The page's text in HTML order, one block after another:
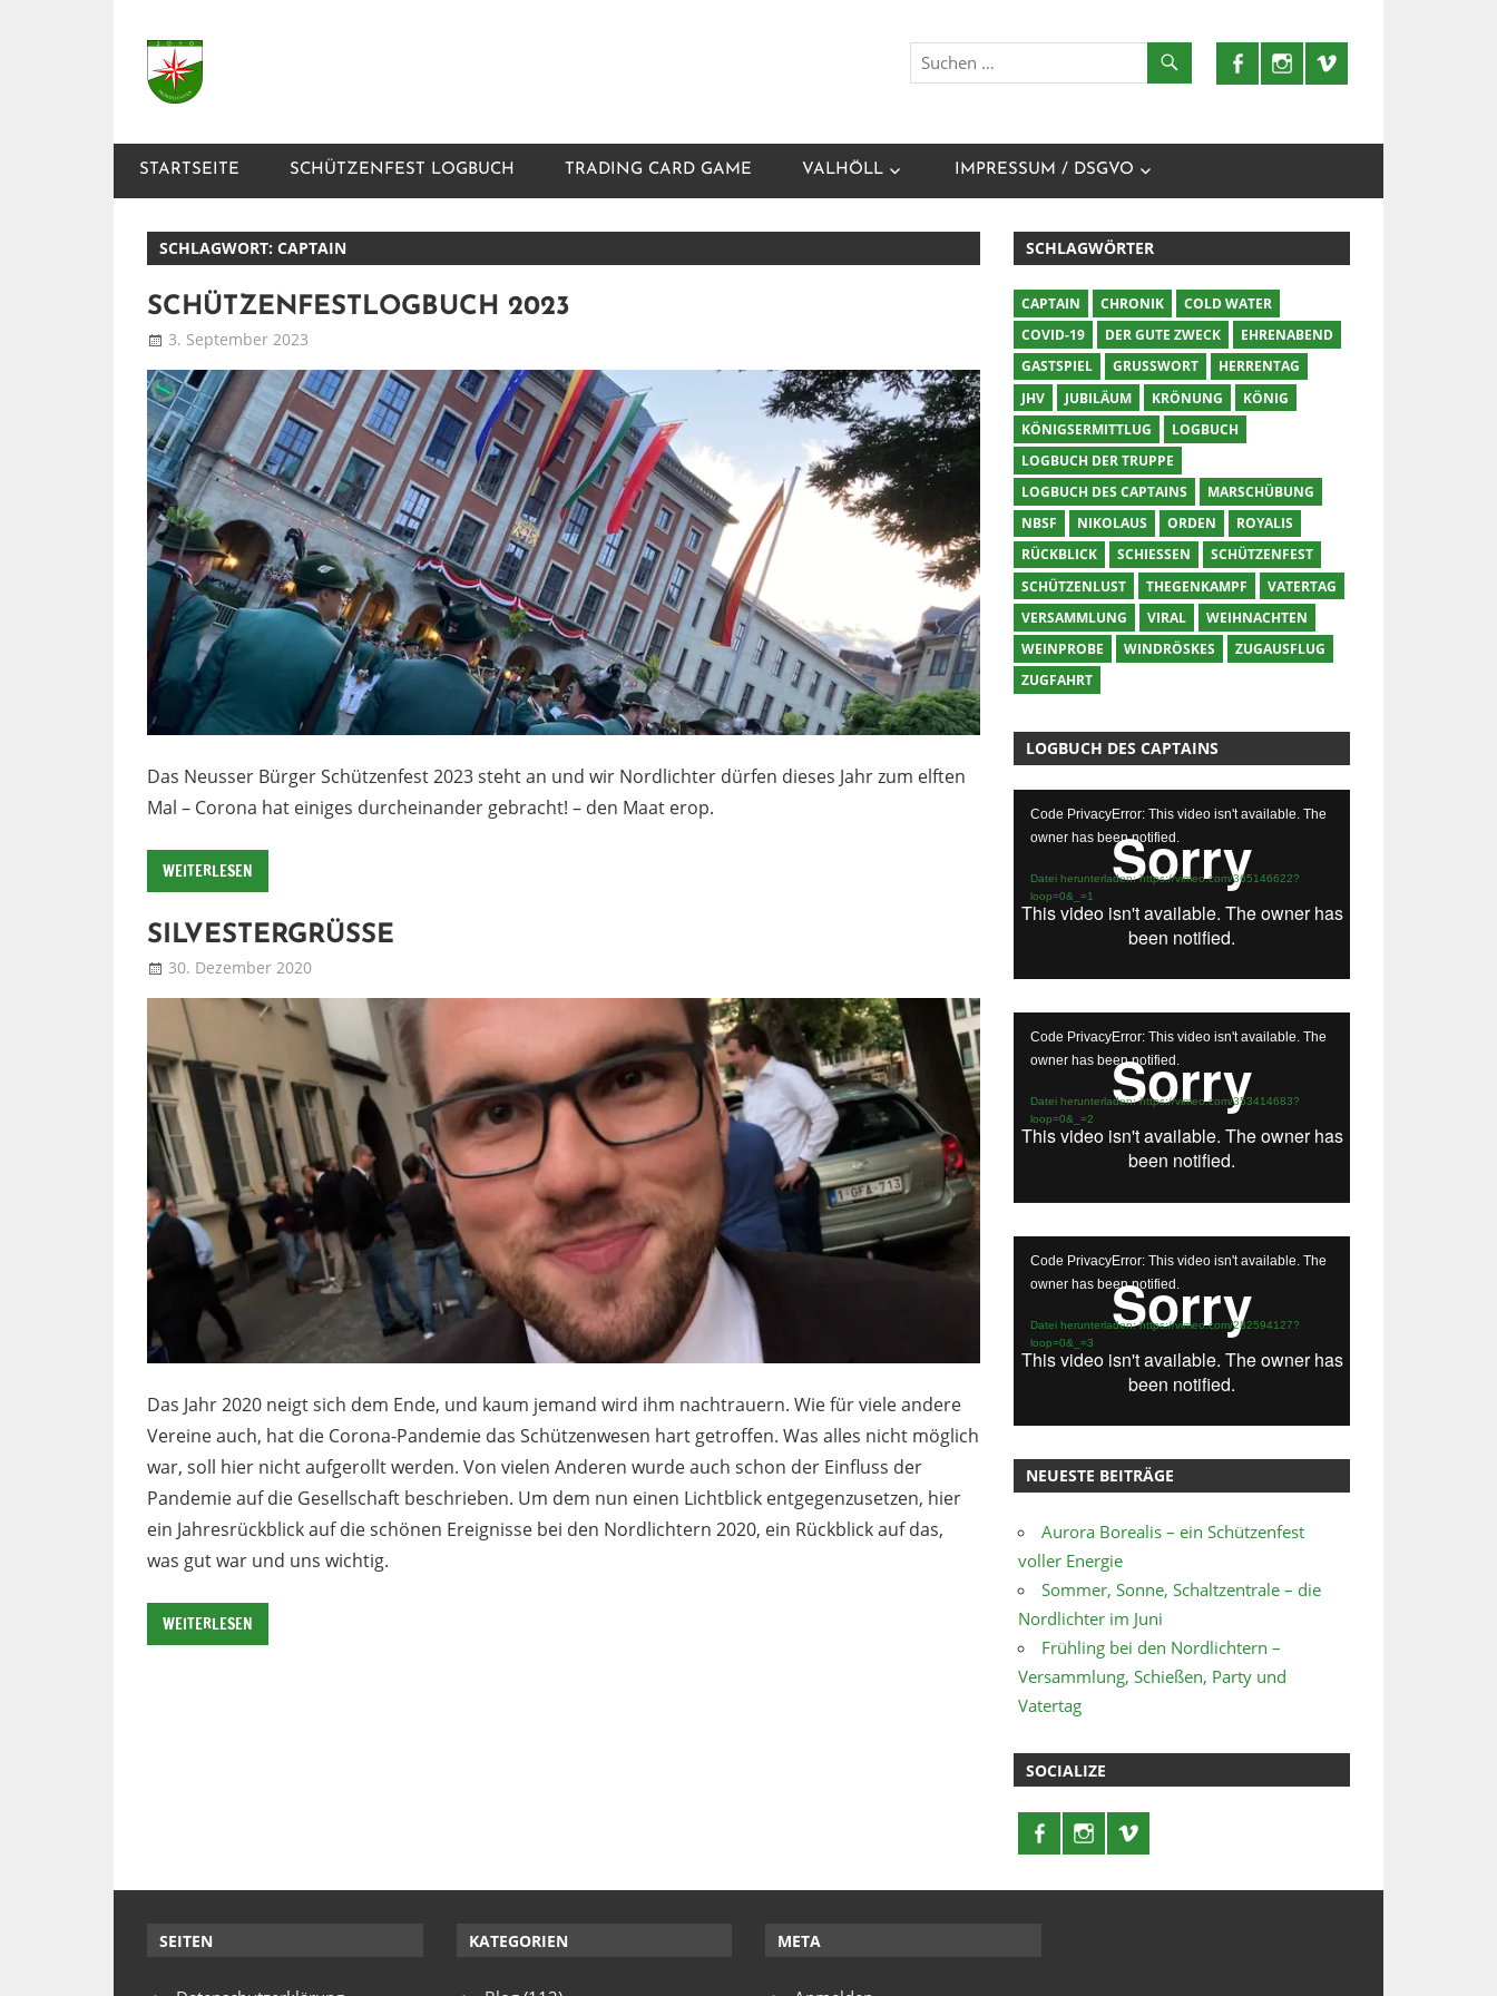
Inhalt
springen
STARTSEITE SCHÜTZENFEST LOGBUCH TRADING CARD GAME VALHÖLL IMPRESSUM / DSGVO
SCHLAGWORT:CAPTAIN
SCHÜTZENFESTLOGBUCH 2023
3. September 2023
Das Neusser Bürger Schützenfest 2023 steht an und wir Nordlichter dürfen dieses Jahr zum elften
Mal – Corona hat einiges durcheinander gebracht! – den Maat erop.
WEITERLESEN
SILVESTERGRÜSSE
30. Dezember 2020
Das Jahr 2020 neigt sich dem Ende, und kaum jemand wird ihm nachtrauern. Wie für viele andere
Vereine auch, hat die Corona-Pandemie das Schützenwesen hart getroffen. Was alles nicht möglich
war, soll hier nicht aufgerollt werden. Von vielen Anderen wurde auch schon der Einfluss der
Pandemie auf die Gesellschaft beschrieben. Um dem nun einen Lichtblick entgegenzusetzen, hier
ein Jahresrückblick auf die schönen Ereignisse bei den Nordlichtern 2020, ein Rückblick auf das,
was gut war und uns wichtig.
WEITERLESEN
SCHLAGWÖRTER
CAPTAIN CHRONIK
COLD WATER
COVID-19
DER GUTE ZWECK
EHRENABEND
GASTSPIEL
GRUSSWORT
HERRENTAG
JHV
JUBILÄUM KRÖNUNG
KÖNIG
KÖNIGSERMITTLUG
LOGBUCH
LOGBUCH DER TRUPPE
LOGBUCH DES CAPTAINS
MARSCHÜBUNG
NBSF
NIKOLAUS ORDEN
ROYALIS
RÜCKBLICK
SCHIESSEN
SCHÜTZENFEST
SCHÜTZENLUST
THEGENKAMPF
VATERTAG
VERSAMMLUNG
VIRAL
WEIHNACHTEN
WEINPROBE
WINDRÖSKES
ZUGAUSFLUG
ZUGFAHRT
LOGBUCH DES CAPTAINS
Video-
Player
Code PrivacyError: This video isn't available. The
owner has been notified.
Datei herunterladen: https://vimeo.com/365146622?
loop=0&_=1
Video-
Player
Code PrivacyError: This video isn't available. The
owner has been notified.
Datei herunterladen: https://vimeo.com/353414683?
loop=0&_=2
Player
Code PrivacyError: This video isn't available. The
owner has been notified.
Datei herunterladen: https://vimeo.com/282594127?
loop=0&_=3
NEUESTE BEITRÄGE
Aurora Borealis – ein Schützenfest
voller Energie
Sommer, Sonne, Schaltzentrale – die
Nordlichter im Juni
Frühling bei den Nordlichtern –
Versammlung, Schießen, Party und
Vatertag
SOCIALIZE
SEITEN KATEGORIEN META